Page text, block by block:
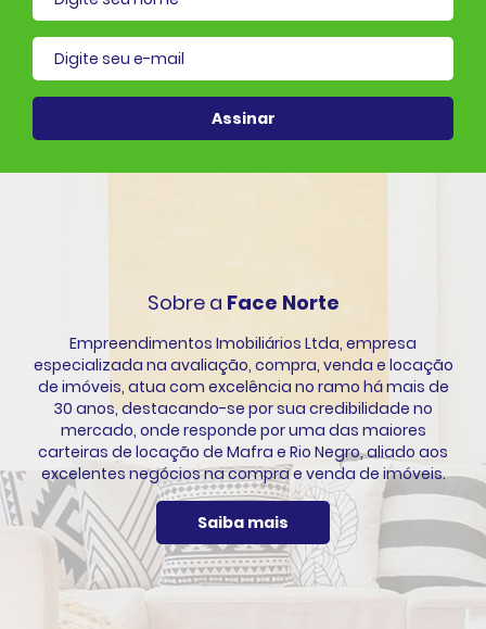
Assinar
cadastrado
Sobre a Face Norte
Empreendimentos Imobiliários Ltda, empresa
especializada na avaliação, compra, venda e locação
de imóveis, atua com excelência no ramo há mais de
30 anos, destacando-se por sua credibilidade no
mercado, onde responde por uma das maiores
carteiras de locação de Mafra e Rio Negro, aliado aos
excelentes negócios na compra e venda de imóveis.
Saiba mais